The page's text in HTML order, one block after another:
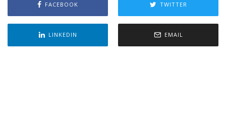
FACEBOOK TWITTER
LINKEDIN EMAIL